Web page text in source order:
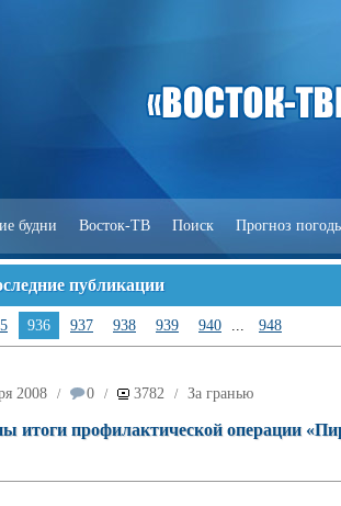
будни Восток-ТВ Поиск Прогноз
публикации
936 937 938 939 940 ... 948
2008 / 0 / 3782 / За гранью
итоги профилактической операции